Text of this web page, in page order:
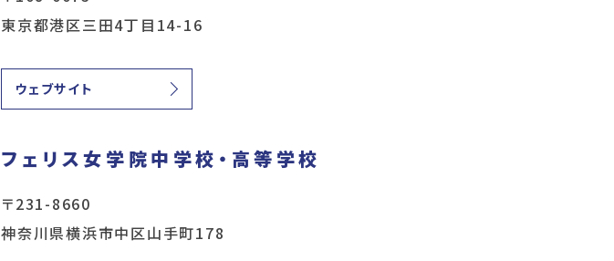
東京都港区三田4丁目14-16
ウェブサイト
フェリス女学院中学校・高等学校
〒231-8660
神奈川県横浜市中区山手町178